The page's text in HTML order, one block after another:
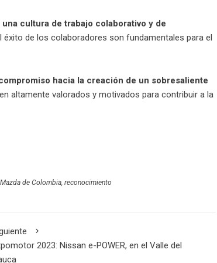
cultura de trabajo colaborativo y de
éxito de los colaboradores son fundamentales para el
hacia la creación de un sobresaliente
altamente valorados y motivados para contribuir a la
Mazda de Colombia, reconocimiento
2023: Nissan e-POWER, en el Valle del